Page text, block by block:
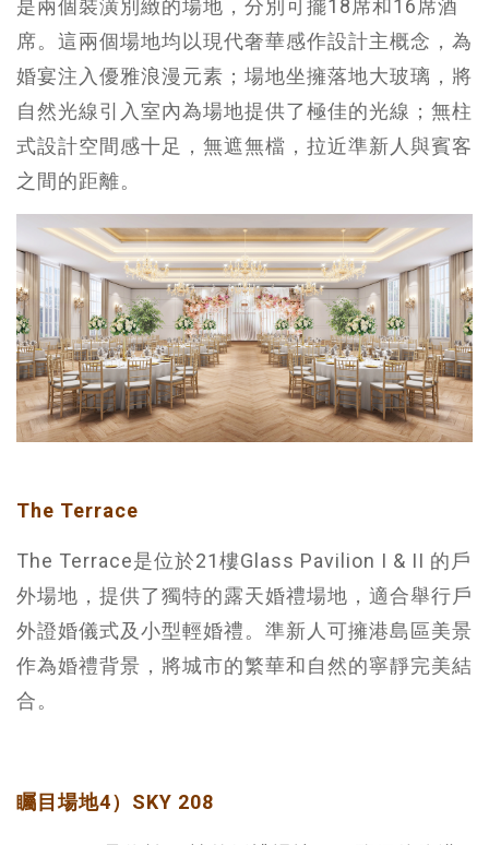
是兩個裝潢別緻的場地，分別可擺18席和16席酒
席。這兩個場地均以現代奢華感作設計主概念，為
婚宴注入優雅浪漫元素；場地坐擁落地大玻璃，將
自然光線引入室內為場地提供了極佳的光線；無柱
式設計空間感十足，無遮無檔，拉近準新人與賓客
之間的距離。
The Terrace
The Terrace是位於21樓Glass Pavilion I & II 的戶
外場地，提供了獨特的露天婚禮場地，適合舉行戶
外證婚儀式及小型輕婚禮。準新人可擁港島區美景
作為婚禮背景，將城市的繁華和自然的寧靜完美結
合。
矚目場地4）SKY 208